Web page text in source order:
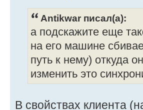
Antikwar писал(а):
а подскажите еще
на его машине
путь к нему) откуда
изменить это
В свойствах клиента